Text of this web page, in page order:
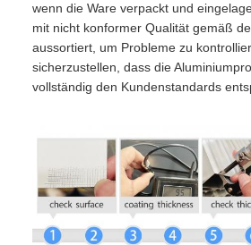
wenn die Ware verpackt und
mit nicht konformer Qualität gemäß
aussortiert, um Probleme zu
sicherzustellen, dass die
vollständig den Kundenstandards